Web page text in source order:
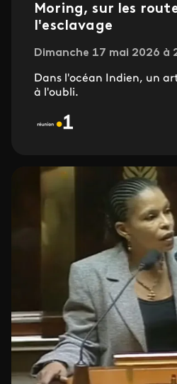
Moring, sur les
l'esclavage
Dimanche 17 mai 2026 à
Dans l'océan Indien, un
à l'oubli.